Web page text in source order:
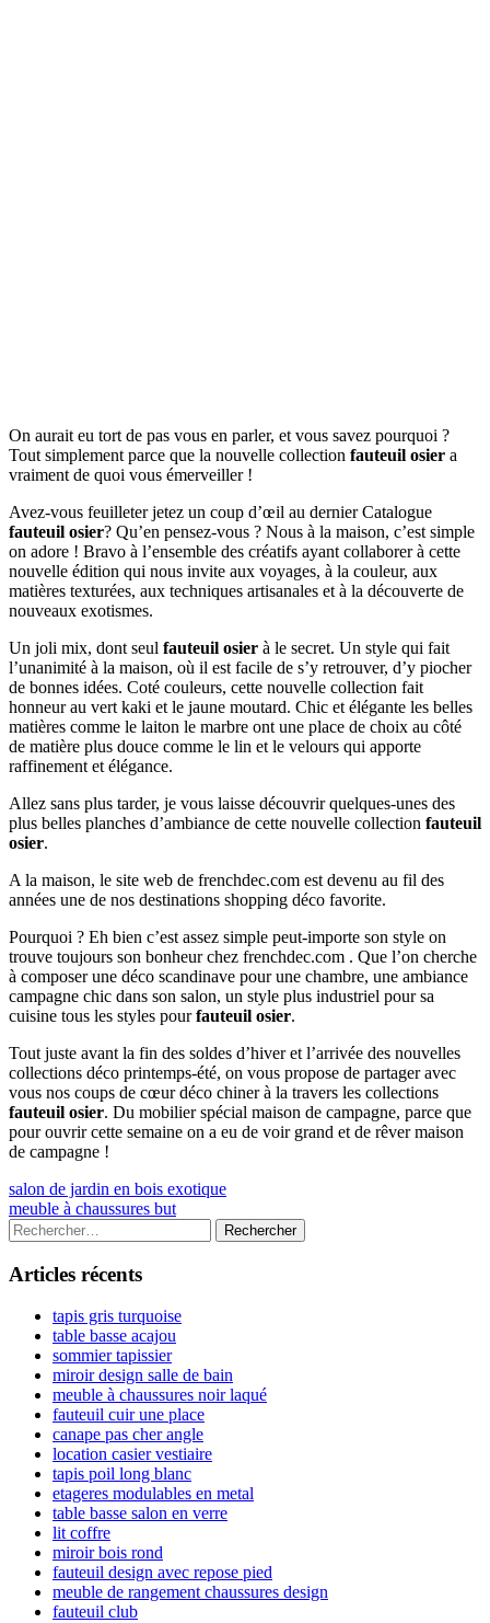
On aurait eu tort de pas vous en parler, et vous savez pourquoi ?
Tout simplement parce que la nouvelle collection fauteuil osier a
vraiment de quoi vous émerveiller !
Avez-vous feuilleter jetez un coup d’œil au dernier Catalogue
fauteuil osier? Qu’en pensez-vous ? Nous à la maison, c’est simple
on adore ! Bravo à l’ensemble des créatifs ayant collaborer à cette
nouvelle édition qui nous invite aux voyages, à la couleur, aux
matières texturées, aux techniques artisanales et à la découverte de
nouveaux exotismes.
Un joli mix, dont seul fauteuil osier à le secret. Un style qui fait
l’unanimité à la maison, où il est facile de s’y retrouver, d’y piocher
de bonnes idées. Coté couleurs, cette nouvelle collection fait
honneur au vert kaki et le jaune moutard. Chic et élégante les belles
matières comme le laiton le marbre ont une place de choix au côté
de matière plus douce comme le lin et le velours qui apporte
raffinement et élégance.
Allez sans plus tarder, je vous laisse découvrir quelques-unes des
plus belles planches d’ambiance de cette nouvelle collection fauteuil
osier.
A la maison, le site web de frenchdec.com est devenu au fil des
années une de nos destinations shopping déco favorite.
Pourquoi ? Eh bien c’est assez simple peut-importe son style on
trouve toujours son bonheur chez frenchdec.com . Que l’on cherche
à composer une déco scandinave pour une chambre, une ambiance
campagne chic dans son salon, un style plus industriel pour sa
cuisine tous les styles pourfauteuil osier.
Tout juste avant la fin des soldes d’hiver et l’arrivée des nouvelles
collections déco printemps-été, on vous propose de partager avec
vous nos coups de cœur déco chiner à la travers les collections
fauteuil osier. Du mobilier spécial maison de campagne, parce que
pour ouvrir cette semaine on a eu de voir grand et de rêver maison
de campagne !
Navigation
de
l’article
Previous
article:
salon de jardin en bois exotique
Next
article:
meuble à chaussures but
Colonne
latérale
principale
Rechercher :
Articles récents
tapis gris turquoise
table basse acajou
sommier tapissier
miroir design salle de bain
meuble à chaussures noir laqué
fauteuil cuir une place
canape pas cher angle
location casier vestiaire
tapis poil long blanc
etageres modulables en metal
table basse salon en verre
lit coffre
miroir bois rond
fauteuil design avec repose pied
meuble de rangement chaussures design
fauteuil club